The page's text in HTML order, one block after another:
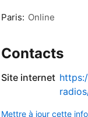
Paris: Online
Contacts
Site internet
Mettre à jour cette